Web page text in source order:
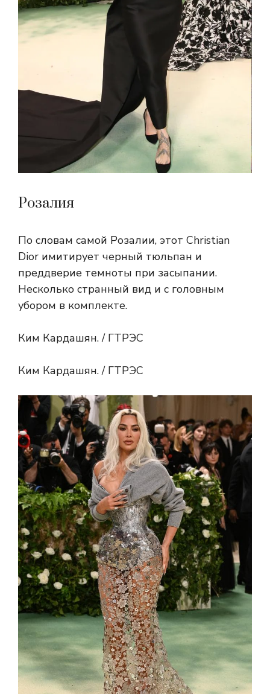
Розалия
По словам самой Розалии, этот Christian
Dior имитирует черный тюльпан и
преддверие темноты при засыпании.
Несколько странный вид и с головным
убором в комплекте.
Ким Кардашян. / ГТРЭС
Ким Кардашян. / ГТРЭС